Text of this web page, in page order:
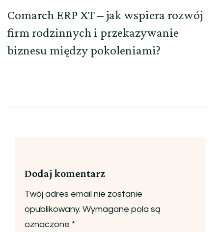
Comarch ERP XT – jak wspiera rozwój
firm rodzinnych i przekazywanie
biznesu między pokoleniami?
Dodaj komentarz
Twój adres email nie zostanie
opublikowany. Wymagane pola są
oznaczone *